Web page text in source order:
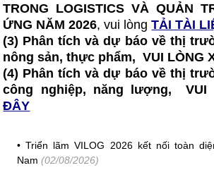
TRONG LOGISTICS VÀ QUẢN
ỨNG NĂM 2026, vui lòngTẢI TÀI
(3) Phân tích và dự báo về thị
nông sản, thực phẩm, VUI LÒNG
(4) Phân tích và dự báo về thị
công nghiệp, năng lượng, VUI
ĐÂY
•Triển lãm VILOG 2026 kết nối toàn
Nam (02/08/2026)